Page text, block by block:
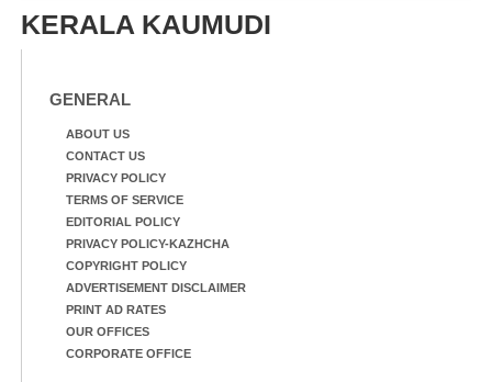
വെള്ളത്തിലൂടെ
KERALA KAUMUDI
GENERAL
ABOUT US
CONTACT US
PRIVACY POLICY
TERMS OF SERVICE
EDITORIAL POLICY
PRIVACY POLICY-KAZHCHA
COPYRIGHT POLICY
ADVERTISEMENT DISCLAIMER
PRINT AD RATES
OUR OFFICES
CORPORATE OFFICE